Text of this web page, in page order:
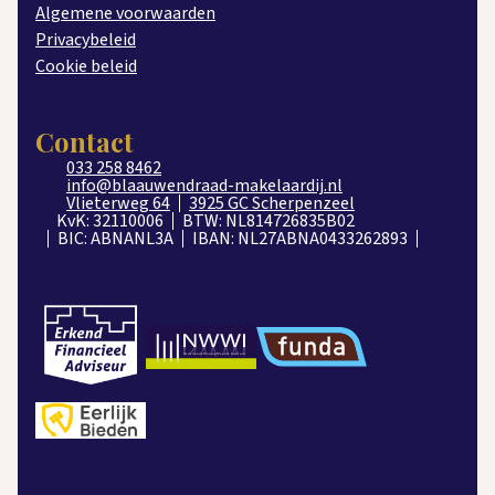
op onze open huizen dagen.
Algemene voorwaarden
Privacybeleid
Cookie beleid
Contact
033 258 8462
info@blaauwendraad-makelaardij.nl
Vlieterweg 64 3925 GC Scherpenzeel
KvK: 32110006 BTW: NL814726835B02
BIC: ABNANL3A IBAN: NL27ABNA0433262893